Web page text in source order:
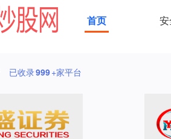
首页
已收录999+家平台